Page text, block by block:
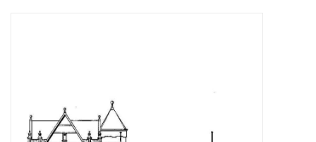
Tijdschriften